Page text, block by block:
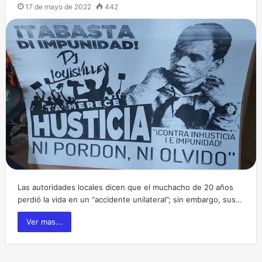
17 de mayo de 2022 442
Las autoridades locales dicen que el muchacho de 20 años
perdió la vida en un “accidente unilateral”; sin embargo, sus…
Ver mas...